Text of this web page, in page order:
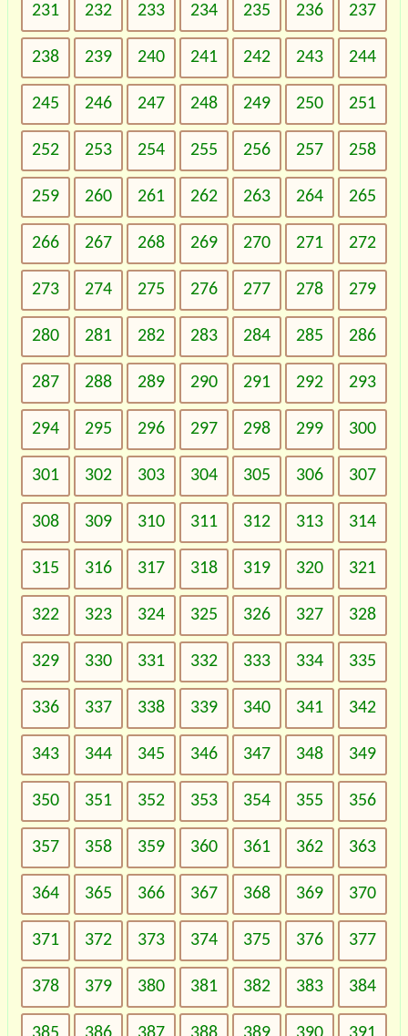
231 232 233 234 235 236 237
238 239 240 241 242 243 244
245 246 247 248 249 250 251
252 253 254 255 256 257 258
259 260 261 262 263 264 265
266 267 268 269 270 271 272
273 274 275 276 277 278 279
280 281 282 283 284 285 286
287 288 289 290 291 292 293
294 295 296 297 298 299 300
301 302 303 304 305 306 307
308 309 310 311 312 313 314
315 316 317 318 319 320 321
322 323 324 325 326 327 328
329 330 331 332 333 334 335
336 337 338 339 340 341 342
343 344 345 346 347 348 349
350 351 352 353 354 355 356
357 358 359 360 361 362 363
364 365 366 367 368 369 370
371 372 373 374 375 376 377
378 379 380 381 382 383 384